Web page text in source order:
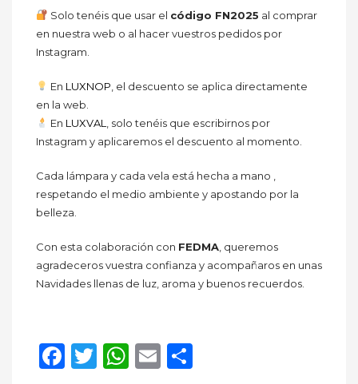
Solo tenéis que usar el código FN2025 al comprar
en nuestra web o al hacer vuestros pedidos por
Instagram.
En LUXNOP , el descuento se aplica directamente
en la web.
En LUXVAL
, solo tenéis que escribirnos por
Instagram y aplicaremos el descuento al momento.
Cada lámpara y cada vela está hecha a mano ,
respetando el medio ambiente y apostando por la
belleza.
Con esta colaboración con FEDMA , queremos
agradeceros vuestra confianza y acompañaros en unas
Navidades llenas de luz, aroma y buenos recuerdos.
Facebook
Twitter
WhatsApp
Email